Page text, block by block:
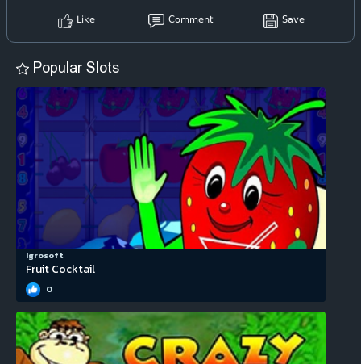
Like Comment Save
Popular Slots
Igrosoft
Fruit Cocktail
0